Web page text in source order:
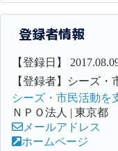
登録者情報
【登録日】
【登録者】シーズ
シーズ・市民活動を
ＮＰＯ法人 | 東京都
メールアドレス
ホームページ